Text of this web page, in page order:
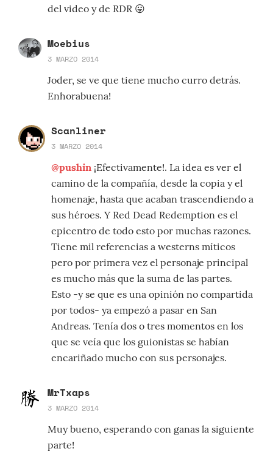
del video y de RDR 😛
Moebius
3 MARZO 2014
Joder, se ve que tiene mucho curro detrás.
Enhorabuena!
Scanliner
3 MARZO 2014
@pushin ¡Efectivamente!. La idea es ver el
camino de la compañía, desde la copia y el
homenaje, hasta que acaban trascendiendo a
sus héroes. Y Red Dead Redemption es el
epicentro de todo esto por muchas razones.
Tiene mil referencias a westerns míticos
pero por primera vez el personaje principal
es mucho más que la suma de las partes.
Esto -y se que es una opinión no compartida
por todos- ya empezó a pasar en San
Andreas. Tenía dos o tres momentos en los
que se veía que los guionistas se habían
encariñado mucho con sus personajes.
MrTxaps
3 MARZO 2014
Muy bueno, esperando con ganas la siguiente
parte!